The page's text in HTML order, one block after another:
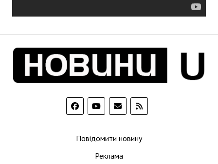
Повідомити новину
Реклама